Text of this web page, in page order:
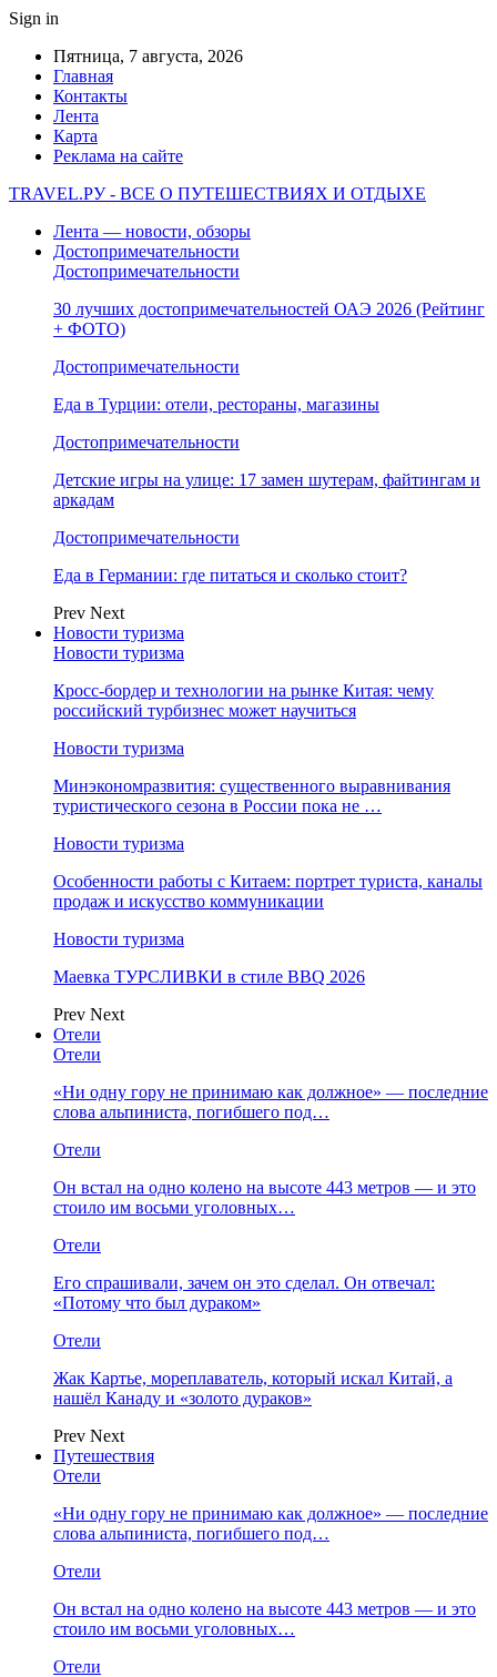
Sign in
Пятница, 7 августа, 2026
Главная
Контакты
Лента
Карта
Реклама на сайте
TRAVEL.РУ - ВСЕ О ПУТЕШЕСТВИЯХ И ОТДЫХЕ
Лента — новости, обзоры
Достопримечательности
Достопримечательности
30 лучших достопримечательностей ОАЭ 2026 (Рейтинг
+ ФОТО)
Достопримечательности
Еда в Турции: отели, рестораны, магазины
Достопримечательности
Детские игры на улице: 17 замен шутерам, файтингам и
аркадам
Достопримечательности
Еда в Германии: где питаться и сколько стоит?
Prev Next
Новости туризма
Новости туризма
Кросс-бордер и технологии на рынке Китая: чему
российский турбизнес может научиться
Новости туризма
Минэкономразвития: существенного выравнивания
туристического сезона в России пока не …
Новости туризма
Особенности работы с Китаем: портрет туриста, каналы
продаж и искусство коммуникации
Новости туризма
Маевка ТУРСЛИВКИ в стиле BBQ 2026
Prev Next
Отели
Отели
«Ни одну гору не принимаю как должное» — последние
слова альпиниста, погибшего под…
Отели
Он встал на одно колено на высоте 443 метров — и это
стоило им восьми уголовных…
Отели
Его спрашивали, зачем он это сделал. Он отвечал:
«Потому что был дураком»
Отели
Жак Картье, мореплаватель, который искал Китай, а
нашёл Канаду и «золото дураков»
Prev Next
Путешествия
Отели
«Ни одну гору не принимаю как должное» — последние
слова альпиниста, погибшего под…
Отели
Он встал на одно колено на высоте 443 метров — и это
стоило им восьми уголовных…
Отели